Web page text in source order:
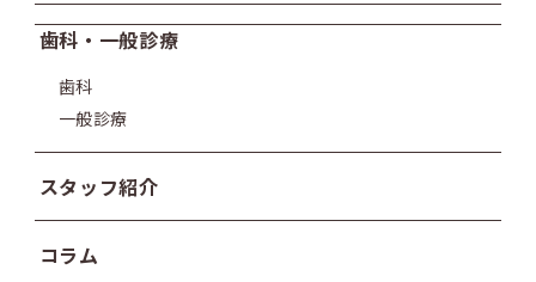
歯科・一般診療
歯科
一般診療
スタッフ紹介
コラム